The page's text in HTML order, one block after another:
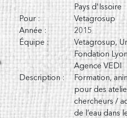
Pays d'Issoire
Pour :
Vetagrosup
Année :
2015
Équipe :
Vetagrosup,
Fondation
Agence VEDI
Description :
Formation,
pour des
chercheurs /
de l’eau dans